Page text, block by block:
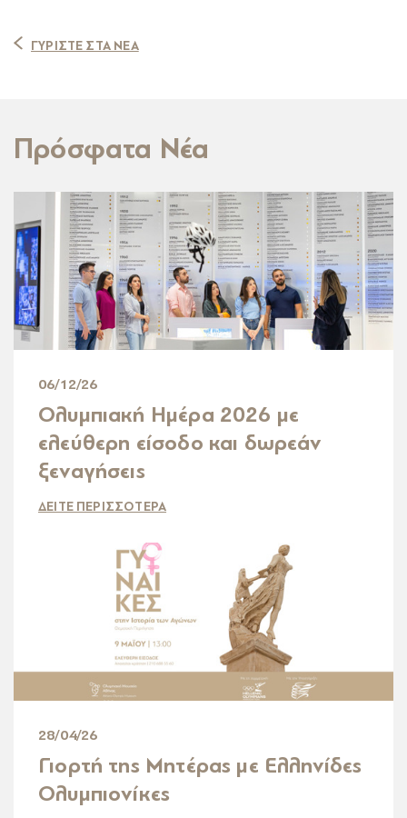
ΓΥΡΙΣΤΕ ΣΤΑ ΝΕΑ
Πρόσφατα Νέα
06/12/26
Ολυμπιακή Ημέρα 2026 με
ελεύθερη είσοδο και δωρεάν
ξεναγήσεις
ΔΕΙΤΕ ΠΕΡΙΣΣΟΤΕΡΑ
28/04/26
Γιορτή της Μητέρας με Ελληνίδες
Ολυμπιονίκες